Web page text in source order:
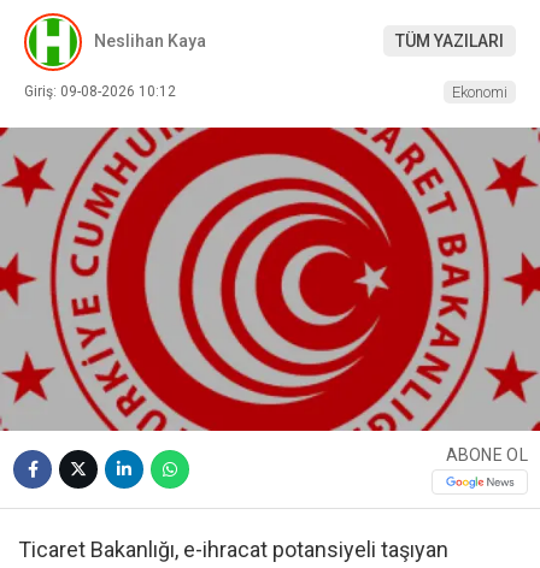
Neslihan Kaya TÜM YAZILARI
Giriş: 09-08-2026 10:12 Ekonomi
ABONE OL
Ticaret Bakanlığı, e-ihracat potansiyeli taşıyan